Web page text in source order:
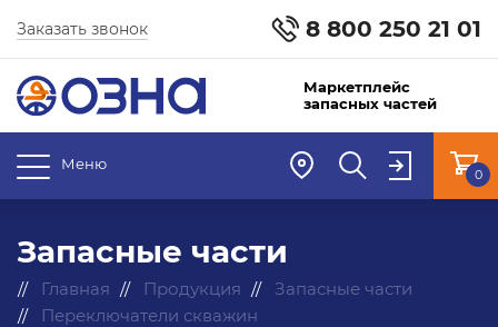
8 800 250 21 01
Заказать звонок
Маркетплейс
запасных частей
Меню
0
Запасные части
Главная Продукция
Запасные части
Переключатели скважин